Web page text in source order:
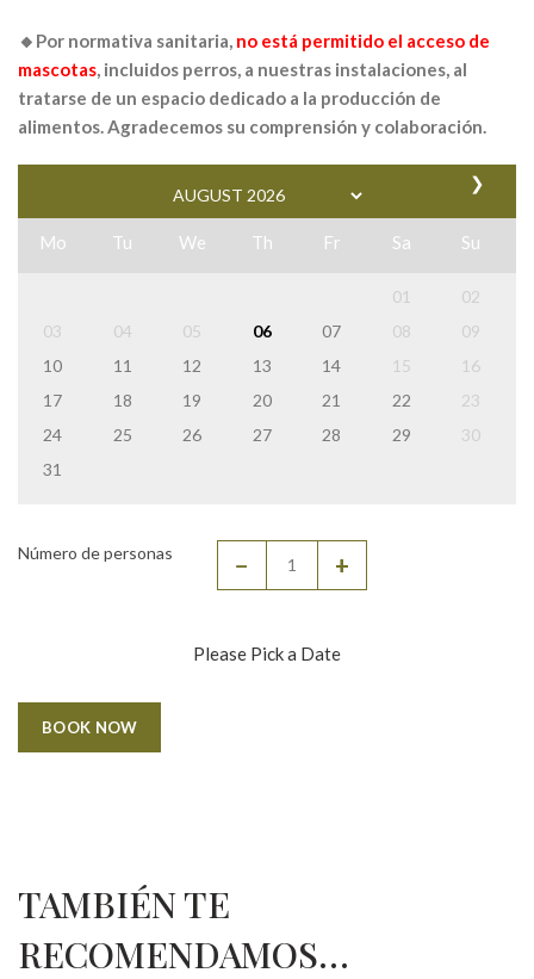
🔸Por normativa sanitaria, no está permitido el acceso de
mascotas, incluidos perros, a nuestras instalaciones, al
tratarse de un espacio dedicado a la producción de
alimentos. Agradecemos su comprensión y colaboración.
❯
Mo Tu We Th Fr Sa Su
01
02
03
04 05 06 07 08
09
10
11 12 13 14 15
16
17
18 19 20 21 22
23
24
25 26 27 28 29
30
31
Número de personas − +
Please Pick a Date
BOOK NOW
TAMBIÉN TE
RECOMENDAMOS…